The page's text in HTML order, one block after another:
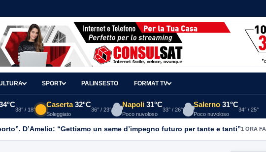
SPORT PALINSESTO FORMAT TV
38° / 18°
Caserta 32°C
Soleggiato
36° / 23°
Napoli 31°C
Poco nuvoloso
33° / 26°
Salerno 31°C
Poco nuvoloso
34° / 25°
D’Amelio: “Gettiamo un seme d’impegno futuro per tante e tanti”1 ORA FA